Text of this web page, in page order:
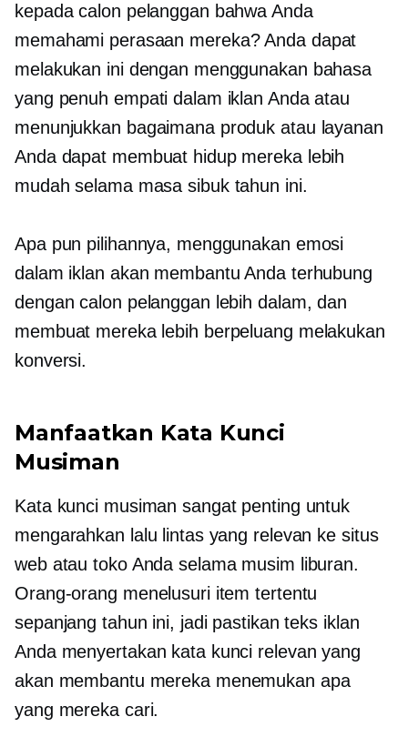
kepada calon pelanggan bahwa Anda
memahami perasaan mereka? Anda dapat
melakukan ini dengan menggunakan bahasa
yang penuh empati dalam iklan Anda atau
menunjukkan bagaimana produk atau layanan
Anda dapat membuat hidup mereka lebih
mudah selama masa sibuk tahun ini.
Apa pun pilihannya, menggunakan emosi
dalam iklan akan membantu Anda terhubung
dengan calon pelanggan lebih dalam, dan
membuat mereka lebih berpeluang melakukan
konversi.
Manfaatkan Kata Kunci
Musiman
Kata kunci musiman sangat penting untuk
mengarahkan lalu lintas yang relevan ke situs
web atau toko Anda selama musim liburan.
Orang-orang menelusuri item tertentu
sepanjang tahun ini, jadi pastikan teks iklan
Anda menyertakan kata kunci relevan yang
akan membantu mereka menemukan apa
yang mereka cari.